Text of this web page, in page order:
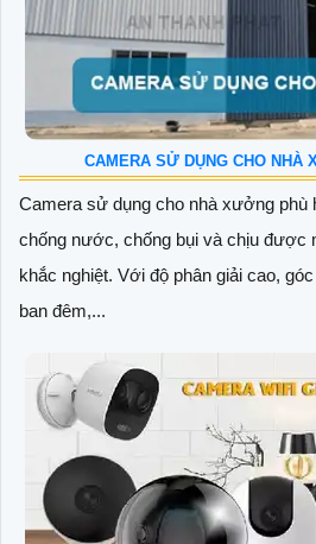
CAMERA SỬ DỤNG CHO NHÀ
Camera sử dụng cho nhà xưởng phù
chống nước, chống bụi và chịu được
khắc nghiệt. Với độ phân giải cao,
ban đêm,...